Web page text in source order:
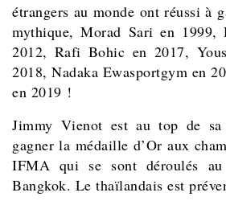
étrangers au monde ont réussi à
mythique, Morad Sari en 1999,
2012, Rafi Bohic en 2017,
2018, Nadaka Ewasportgym en
en 2019 !
Jimmy Vienot est au top de
gagner la médaille d’Or aux
IFMA qui se sont déroulés
Bangkok. Le thaïlandais est